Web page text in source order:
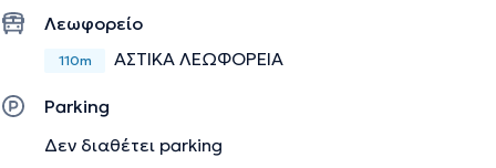
Λεωφορείο
110m ΑΣΤΙΚΑ ΛΕΩΦΟΡΕΙΑ
Parking
Δεν διαθέτει parking